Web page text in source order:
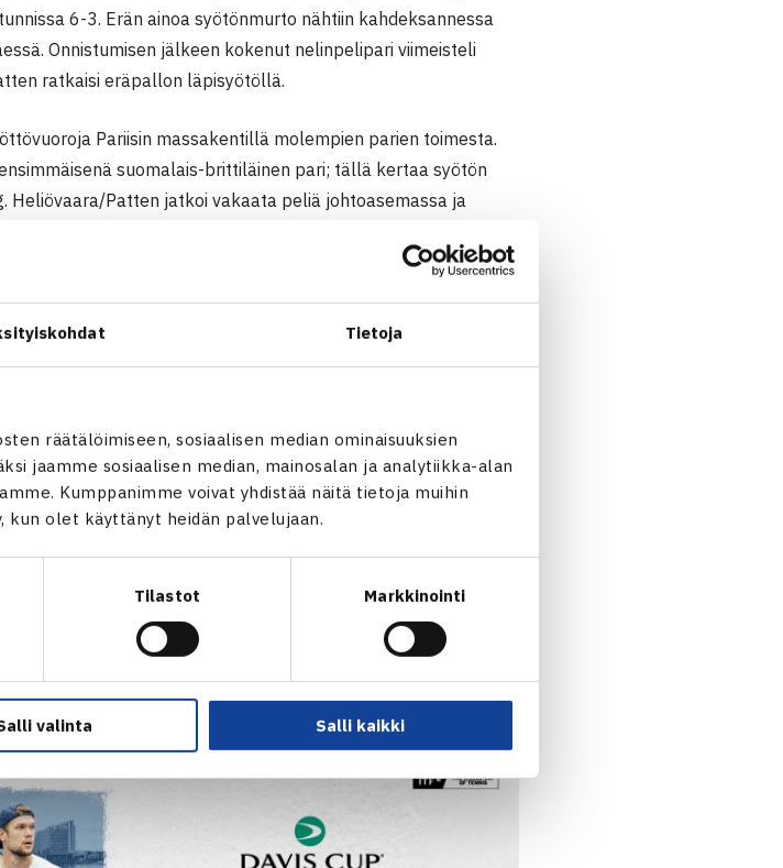
Tietoja
räätälöimiseen, sosiaalisen median ominaisuuksien
jaamme sosiaalisen median, mainosalan ja analytiikka-alan
Kumppanimme voivat yhdistää näitä tietoja muihin
olet käyttänyt heidän palvelujaan.
Tilastot Markkinointi
valinta Salli kaikki
6-3. Erän ainoa syötönmurto nähtiin kahdeksannessa
Onnistumisen jälkeen kokenut nelinpelipari viimeisteli
ratkaisi eräpallon läpisyötöllä.
Pariisin massakentillä molempien parien toimesta.
suomalais-brittiläinen pari; tällä kertaa syötön
Heliövaara/Patten jatkoi vakaata peliä johtoasemassa ja
ottelunsa komeasti erävoitoin 2-0 (6-3, 6-3)!🙌
May 28, 2026
Patten kohtaaMattia Bellucci(ATP-73)/Fabian
Heliövaara on yltänyt urallaan Ranskan avoimissa kahdesti
syyskuussa, kun Suomi kohtaa Monacon Davis
.